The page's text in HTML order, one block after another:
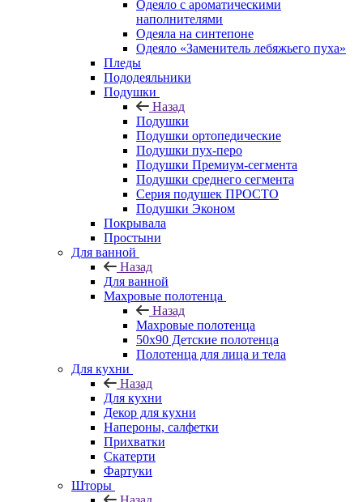
Одеяло с ароматическими
наполнителями
Одеяла на синтепоне
Одеяло «Заменитель лебяжьего пуха»
Пледы
Пододеяльники
Подушки
Назад
Подушки
Подушки ортопедические
Подушки пух-перо
Подушки Премиум-сегмента
Подушки среднего сегмента
Серия подушек ПРОСТО
Подушки Эконом
Покрывала
Простыни
Для ванной
Назад
Для ванной
Махровые полотенца
Назад
Махровые полотенца
50х90 Детские полотенца
Полотенца для лица и тела
Для кухни
Назад
Для кухни
Декор для кухни
Напероны, салфетки
Прихватки
Скатерти
Фартуки
Шторы